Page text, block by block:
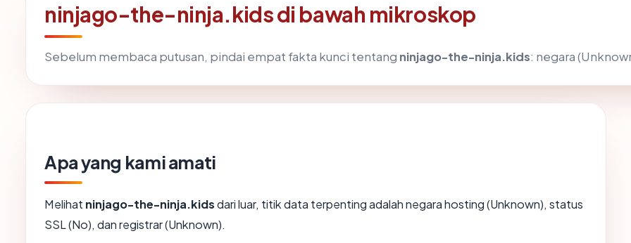
ninjago-the-ninja.kids di bawah mikroskop
Sebelum membaca putusan, pindai empat fakta kunci tentang ninjago-the-ninja.kids: negara
Apa yang kami amati
Melihat ninjago-the-ninja.kidsdari luar, titik data terpenting adalah negara hosting (Unknown), status
SSL (No), dan registrar (Unknown).